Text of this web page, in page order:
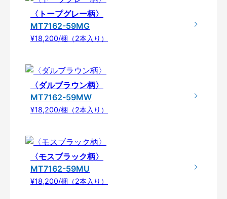
〈トープグレー柄〉
MT7162-59MG
¥18,200/梱（2本入り）
〈ダルブラウン柄〉
MT7162-59MW
¥18,200/梱（2本入り）
〈モスブラック柄〉
MT7162-59MU
¥18,200/梱（2本入り）